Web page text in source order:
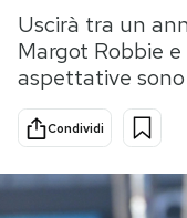
Tecnologia
Internet
Scienza
Cultura
Economia
Sport
Uscirà tra un
Margot Robbie
aspettative
Condividi